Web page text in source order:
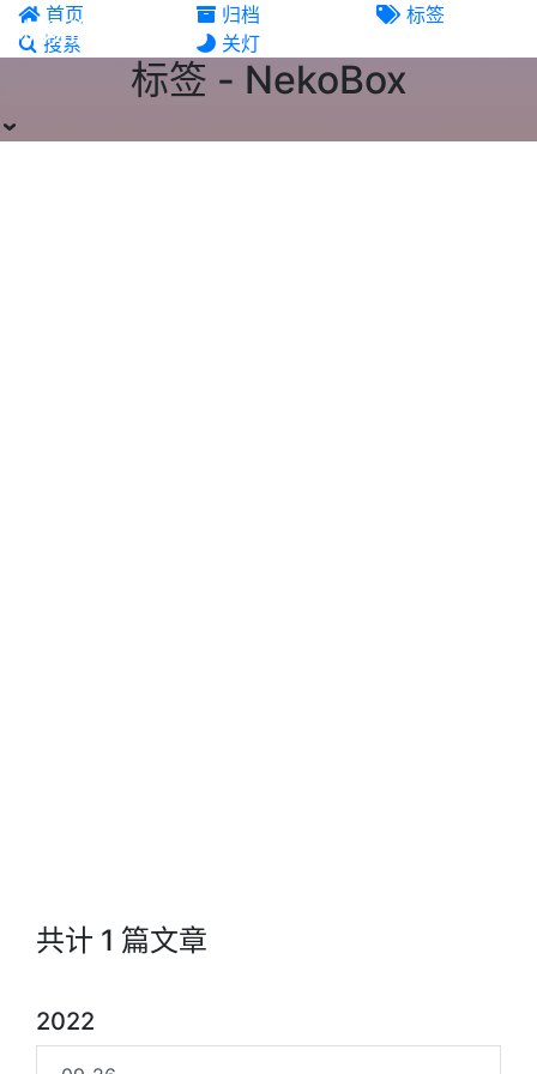
机场推荐
首页 归档
标签
搜索
关灯
标签 - NekoBox
共计 1 篇文章
2022